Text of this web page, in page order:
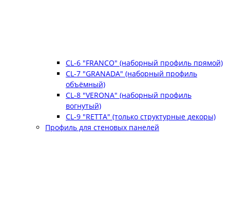
CL-6 "FRANCO" (наборный профиль прямой)
CL-7 "GRANADA" (наборный профиль
объёмный)
CL-8 "VERONA" (наборный профиль
вогнутый)
CL-9 "RETTA" (только структурные декоры)
Профиль для стеновых панелей